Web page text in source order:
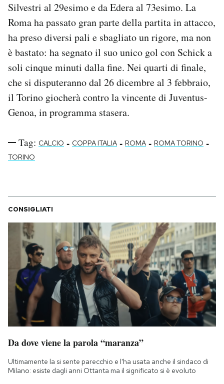
AREA PERSONALE
Area Personale
Newsletter
Notifiche mobile
Regala il Post
Silvestri al 29esimo e da Edera al 73esimo. La
Roma ha passato gran parte della partita in attacco,
ha preso diversi pali e sbagliato un rigore, ma non
è bastato: ha segnato il suo unico gol con Schick a
soli cinque minuti dalla fine. Nei quarti di finale,
che si disputeranno dal 26 dicembre al 3 febbraio,
il Torino giocherà contro la vincente di Juventus-
Genoa, in programma stasera.
Tag: CALCIO - COPPA ITALIA - ROMA - ROMA TORINO -
TORINO
CONSIGLIATI
Da dove viene la parola “maranza”
Ultimamente la si sente parecchio e l'ha usata anche il sindaco di
Milano: esiste dagli anni Ottanta ma il significato si è evoluto